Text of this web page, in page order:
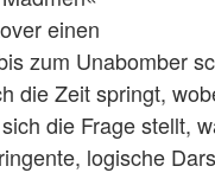
einen
zum Unabomber
die Zeit springt,
die Frage stellt,
logische